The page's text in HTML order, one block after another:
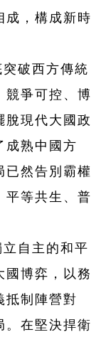
成，構成新時
破西方傳統
競爭可控、博
脫現代大國政
成熟中國方
已然告別霸權
平等共生、普
自主的和平
國博弈，以務
抵制陣營對
。在堅決捍衛